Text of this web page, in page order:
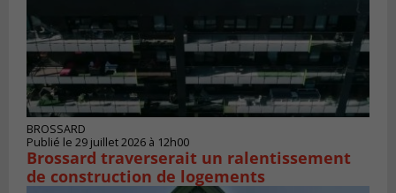
BROSSARD
Publié le 29 juillet 2026 à 12h00
Brossard traverserait un ralentissement
de construction de logements